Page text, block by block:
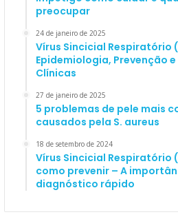
preocupar
24 de janeiro de 2025
Vírus Sincicial Respiratório
Epidemiologia, Prevenção
Clínicas
27 de janeiro de 2025
5 problemas de pele mais
causados pela S. aureus
18 de setembro de 2024
Vírus Sincicial Respiratório
como prevenir – A
diagnóstico rápido